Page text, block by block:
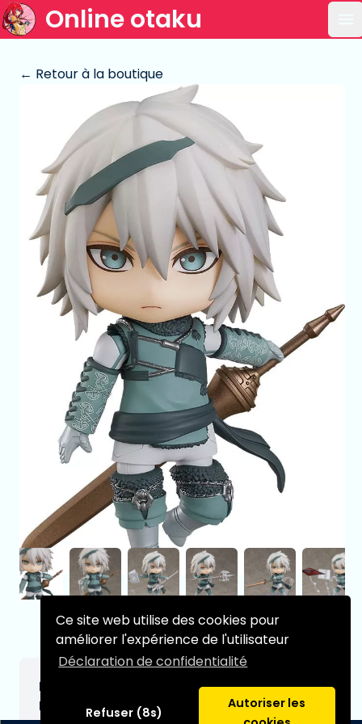
Ce site web utilise des cookies pour
améliorer l'expérience de l'utilisateur
Déclaration de confidentialité
Refuser (8s)
Autoriser les
Online otaku
← Retour à la boutique
NieR Replicant ver. 1.22474487139... figurine
Nendoroid Nier 10 cm